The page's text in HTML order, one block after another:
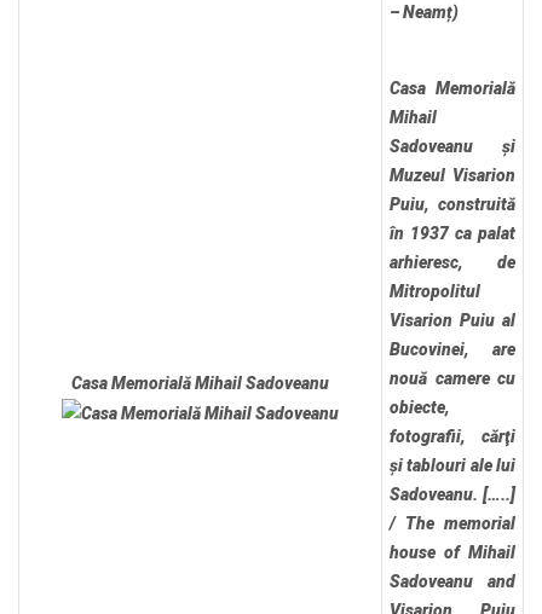
Casa Memorială Mihail Sadoveanu
– Neamț)
Casa Memorială
Mihail
Sadoveanu și
Muzeul Visarion
Puiu, construită
în 1937 ca palat
arhieresc, de
Mitropolitul
Visarion Puiu al
Bucovinei, are
nouă camere cu
obiecte,
fotografii, cărţi
și tablouri ale lui
Sadoveanu. […..]
/ The memorial
house of Mihail
Sadoveanu and